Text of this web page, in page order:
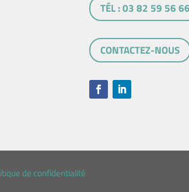
TÉL : 03 82 59 56 66
CONTACTEZ-NOUS
de confidentialité